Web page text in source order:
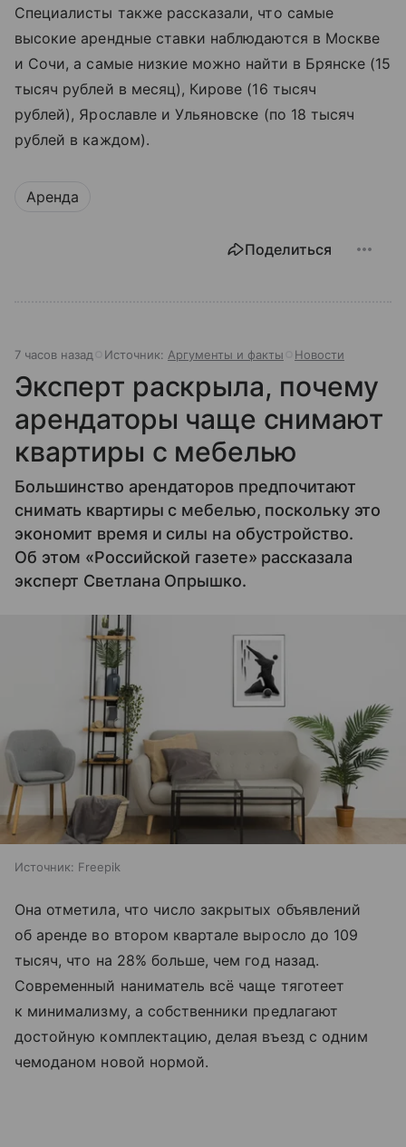
Специалисты также рассказали, что самые
высокие арендные ставки наблюдаются в Москве
и Сочи, а самые низкие можно найти в Брянске (15
тысяч рублей в месяц), Кирове (16 тысяч
рублей), Ярославле и Ульяновске (по 18 тысяч
рублей в каждом).
Аренда
Поделиться
7 часов назад Источник: Аргументы и факты Новости
Эксперт раскрыла, почему
арендаторы чаще снимают
квартиры с мебелью
Большинство арендаторов предпочитают
снимать квартиры с мебелью, поскольку это
экономит время и силы на обустройство.
Об этом «Российской газете» рассказала
эксперт Светлана Опрышко.
Источник: Freepik
Она отметила, что число закрытых объявлений
об аренде во втором квартале выросло до 109
тысяч, что на 28% больше, чем год назад.
Современный наниматель всё чаще тяготеет
к минимализму, а собственники предлагают
достойную комплектацию, делая въезд с одним
чемоданом новой нормой.